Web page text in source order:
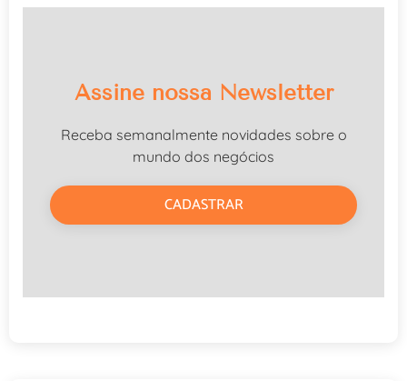
Assine nossa Newsletter
Receba semanalmente novidades sobre o
mundo dos negócios
CADASTRAR